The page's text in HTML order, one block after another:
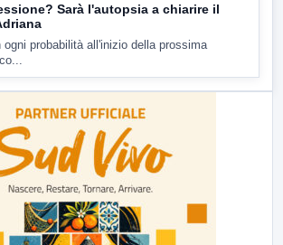
Sarà l'autopsia a chiarire il
probabilità all'inizio della prossima